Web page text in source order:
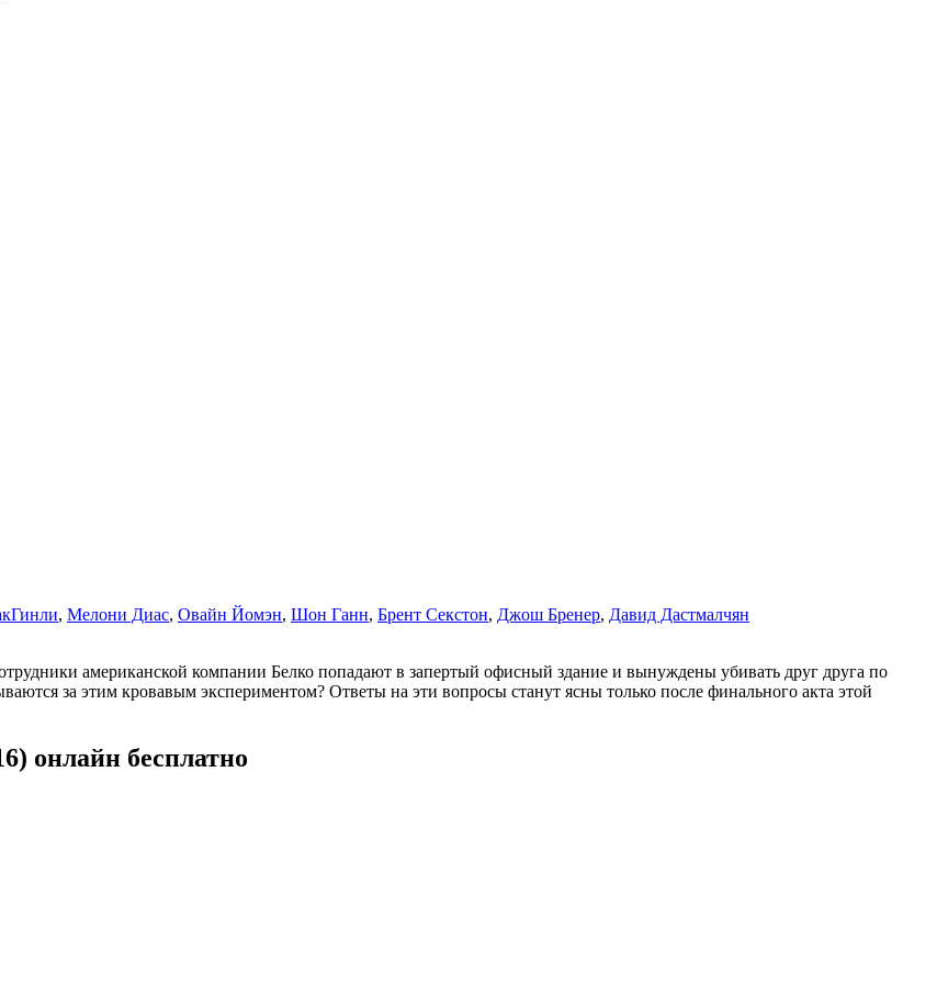
, Мелони Диас, Овайн Йомэн, Шон Ганн, Брент Секстон, Джош Бренер, Давид Дастмалчян
американской компании Белко попадают в запертый офисный здание и вынуждены убивать друг друга по
за этим кровавым экспериментом? Ответы на эти вопросы станут ясны только после финального акта этой
онлайн бесплатно